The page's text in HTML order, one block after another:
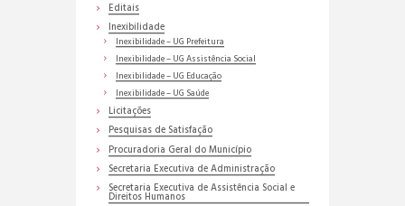
Editais
Inexibilidade
Inexibilidade – UG Prefeitura
Inexibilidade – UG Assistência Social
Inexibilidade – UG Educação
Inexibilidade – UG Saúde
Licitações
Pesquisas de Satisfação
Procuradoria Geral do Município
Secretaria Executiva de Administração
Secretaria Executiva de Assistência Social e
Direitos Humanos